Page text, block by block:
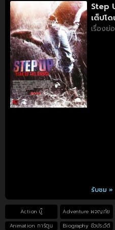
Step
เต็ปโ
เรื่องย่
รับชม »
Action บู๊ Adventure ผจญภัย
Animation การ์ตูน
Biography ชีวประวัติ